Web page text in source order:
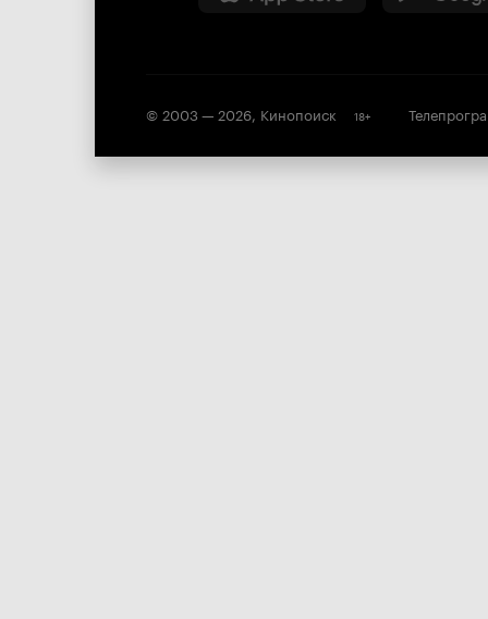
© 2003 — 2026, Кинопоиск 18+